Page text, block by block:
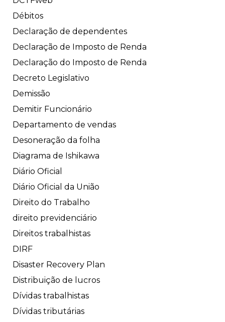
Débitos
Declaração de dependentes
Declaração de Imposto de Renda
Declaração do Imposto de Renda
Decreto Legislativo
Demissão
Demitir Funcionário
Departamento de vendas
Desoneração da folha
Diagrama de Ishikawa
Diário Oficial
Diário Oficial da União
Direito do Trabalho
direito previdenciário
Direitos trabalhistas
DIRF
Disaster Recovery Plan
Distribuição de lucros
Dívidas trabalhistas
Dívidas tributárias